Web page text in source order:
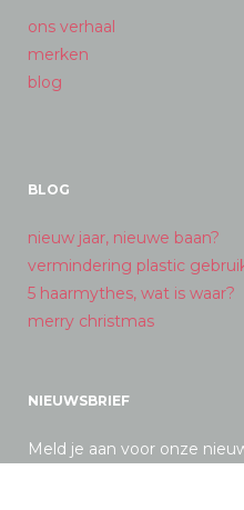
ons verhaal
merken
blog
BLOG
nieuw jaar, nieuwe baan?
vermindering plastic
5 haarmythes, wat is waar?
merry christmas
NIEUWSBRIEF
Meld je aan voor onze